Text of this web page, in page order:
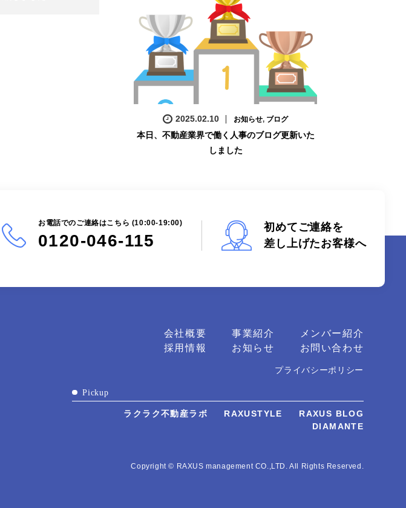
2025.02.10 お知らせ, ブログ
本日、不動産業界で働く人事のブログ更新いた
しました
お電話でのご連絡はこちら (10:00-19:00)
0120-046-115
初めてご連絡を
差し上げたお客様へ
会社概要 事業紹介
メンバー紹介
採用情報
お知らせ お問い合わせ
プライバシーポリシー
Pickup
ラクラク不動産ラボ RAXUSTYLE
RAXUS BLOG
DIAMANTE
Copyright © RAXUS management CO.,LTD. All Rights Reserved.